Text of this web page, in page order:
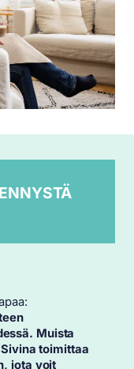
Muista
Sivina toimittaa
jota voit